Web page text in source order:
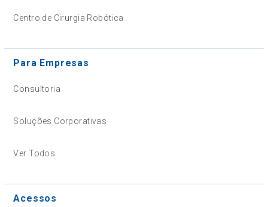
Centro de Cirurgia Robótica
Para Empresas
Consultoria
Soluções Corporativas
Ver Todos
Acessos